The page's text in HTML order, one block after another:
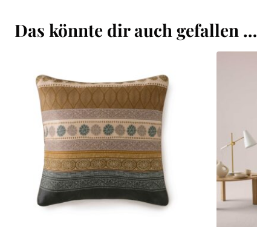
Das könnte dir auch gefallen …